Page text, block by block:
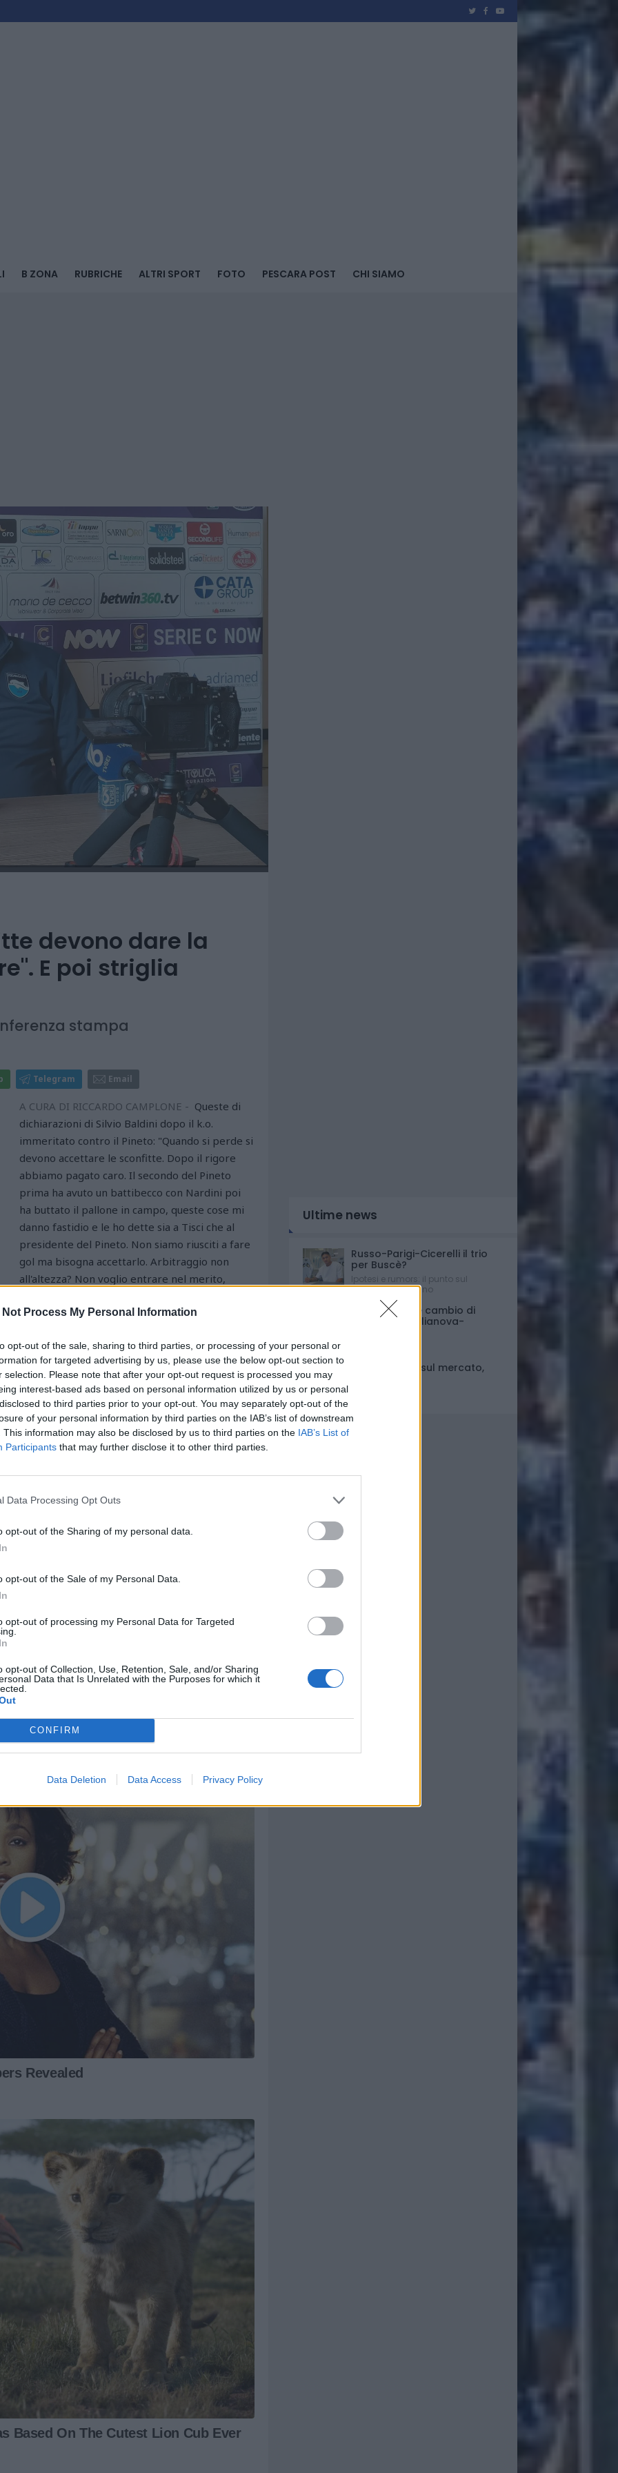
Not Process My Personal Information
opt-out of the sale, sharing to third parties, or processing of your personal or
for targeted advertising by us, please use the below opt-out section to
selection. Please note that after your opt-out request is processed you may
interest-based ads based on personal information utilized by us or personal
to third parties prior to your opt-out. You may separately opt-out of the
of your personal information by third parties on the IAB’s list of downstream
This information may also be disclosed by us to third parties on the IAB’s List of
Participants that may further disclose it to other third parties.
Data Processing Opt Outs
opt-out of the Sharing of my personal data.
opt-out of the Sale of my Personal Data.
opt-out of processing my Personal Data for Targeted
opt-out of Collection, Use, Retention, Sale, and/or Sharing
Data that Is Unrelated with the Purposes for which it
CONFIRM
Data Deletion Data Access Privacy Policy
B ZONA RUBRICHE ALTRI SPORT FOTO PESCARA POST CHI SIAMO
devono dare la
E poi striglia
stampa
Telegram Email
A CURA DI RICCARDO CAMPLONE - Queste di
dichiarazioni di Silvio Baldini dopo il k.o.
immeritato contro il Pineto: "Quando si perde si
devono accettare le sconfitte. Dopo il rigore
abbiamo pagato caro. Il secondo del Pineto
prima ha avuto un battibecco con Nardini poi
ha buttato il pallone in campo, queste cose mi
danno fastidio e le ho dette sia a Tisci che al
presidente del Pineto. Non siamo riusciti a fare
gol ma bisogna accettarlo. Arbitraggio non
all'altezza? Non voglio entrare nel merito,
sconfitte devono far male e dare la carica per
putto il dispiacere. Ho visto che il
con l'arbitro. Se la squadra produce e non
Giovedì ne abbiamo fatte 4 contro il
Brosco non deve permettersi di fare le stronzate
di difesa e prendendo un ammonizione del
non bisogna andare all'arrembaggio. Al Pineto
e ha gli onori. La sconfitta quando la prendi
e ai ragazzi non posso dire nulla. La
rischiava la seconda ammonizone."
Ultime news
Russo-Parigi-Cicerelli il trio
per Buscè?
Ipotesi e rumors: il punto sul
mercato del Delfino
Porte chiuse e cambio di
orario per Giulianova-
Fase di stallo sul mercato,